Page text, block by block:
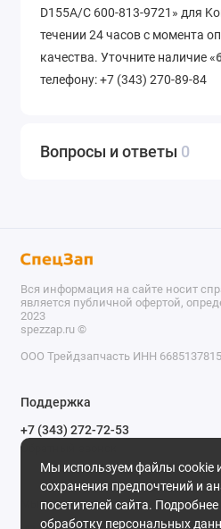
D155A/C 600-813-9721» для
течении 24 часов с момента
качества. Уточните наличие «
телефону: +7 (343) 270-89-84
Вопросы и ответы 0
Мы используем файлы cookie
сохранения предпочтений и
посетителей сайта. Подробнее
обработку персональных
Вся информация на сайте носит
является публичной офертой,
2023
spezzap.ru ©️
ООО Трейдзапчасть ИНН
Поддержка
+7 (343) 272-72-53
Обратный звонок
620030, г. Екатеринбург, ул.
Мы в сети